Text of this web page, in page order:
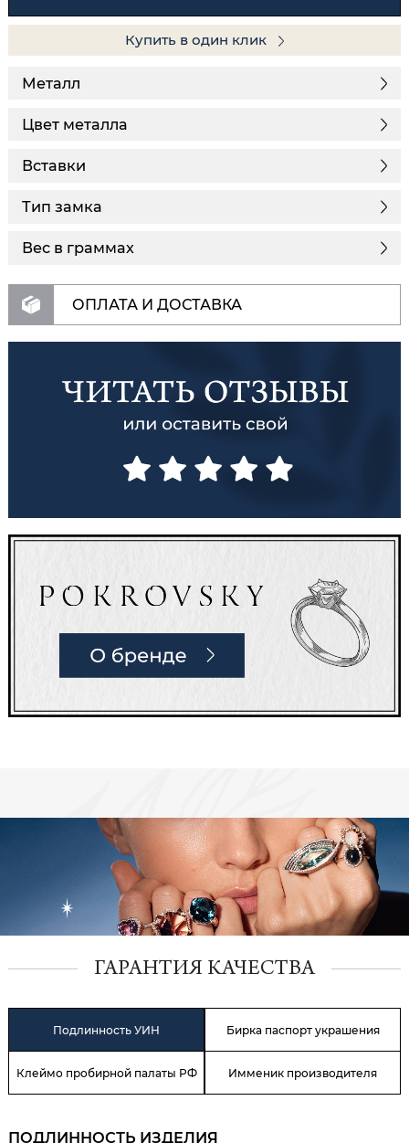
Купить в один клик
Металл
Цвет металла
Вставки
Тип замка
Вес в граммах
ОПЛАТА И ДОСТАВКА
ГАРАНТИЯ КАЧЕСТВА
Подлинность УИН Бирка паспорт украшения
Клеймо пробирной палаты РФ Имменик производителя
ПОДЛИННОСТЬ ИЗДЕЛИЯ